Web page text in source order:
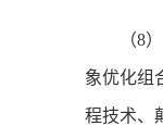
（8
象优化组
程技术、